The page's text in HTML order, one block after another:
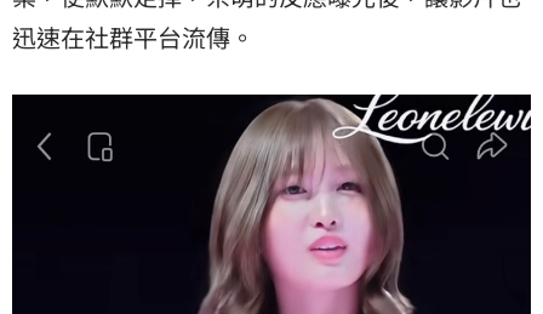
迅速在社群平台流傳。